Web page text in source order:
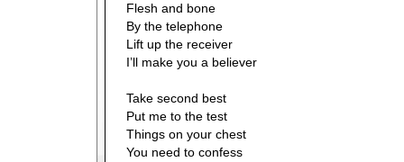
Flesh and bone
By the telephone
Lift up the receiver
I’ll make you a believer
Take second best
Put me to the test
Things on your chest
You need to confess